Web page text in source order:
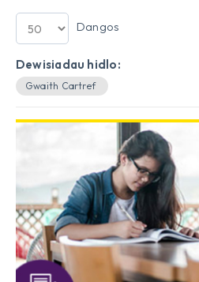
Dangos
Dewisiadau hidlo:
Gwaith Cartref